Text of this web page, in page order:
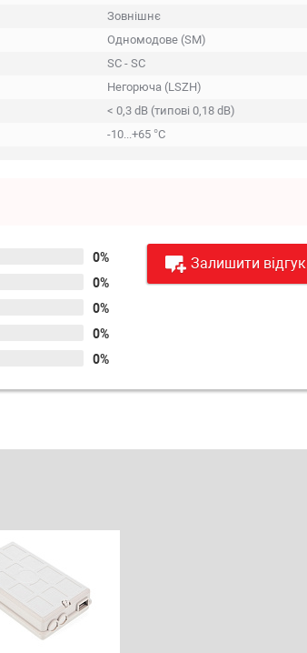
Зовнішнє
Одномодове (SM)
SC - SC
Негорюча (LSZH)
< 0,3 dB (типові 0,18 dB)
-10...+65 °C
0%
0%
0%
0%
0%
Залишити відгук